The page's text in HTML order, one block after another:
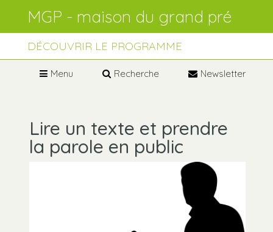
Aller
navigation
personnels
DÉCOUVRIR LE PROGRAMME
Menu Recherche Newsletter
Lire un texte et prendre
la parole en public